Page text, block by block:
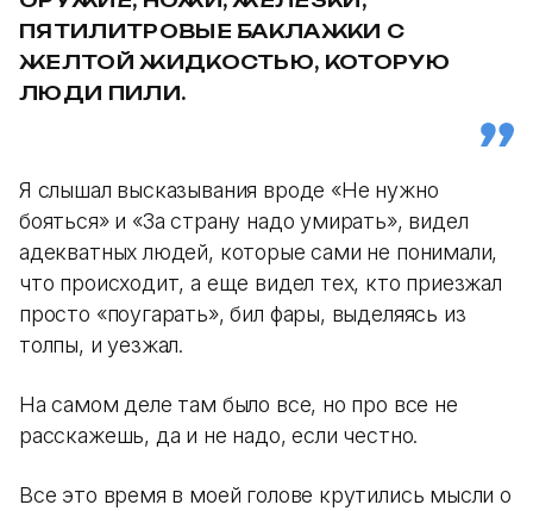
ПЯТИЛИТРОВЫЕ БАКЛАЖКИ С
ЖЕЛТОЙ ЖИДКОСТЬЮ, КОТОРУЮ
ЛЮДИ ПИЛИ.
Я слышал высказывания вроде «Не нужно
бояться» и «За страну надо умирать», видел
адекватных людей, которые сами не понимали,
что происходит, а еще видел тех, кто приезжал
просто «поугарать», бил фары, выделяясь из
толпы, и уезжал.
На самом деле там было все, но про все не
расскажешь, да и не надо, если честно.
Все это время в моей голове крутились мысли о